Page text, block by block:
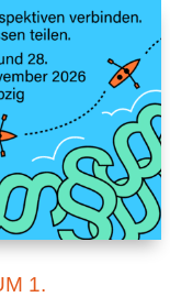
1.